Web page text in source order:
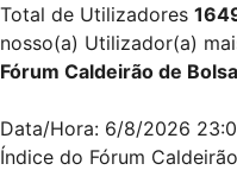
Total de Utilizadores
nosso(a) Utilizador(a)
Fórum Caldeirão de Bolsa
Data/Hora: 6/8/2026
Índice do Fórum